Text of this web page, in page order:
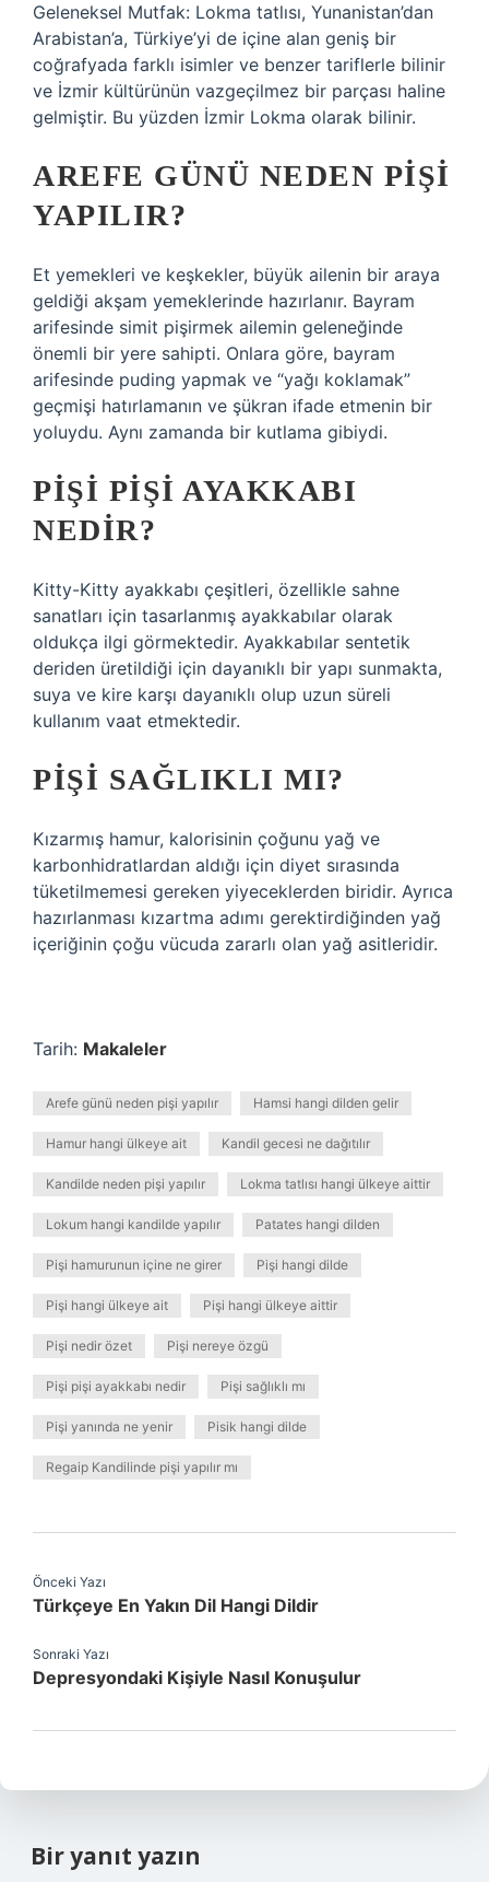
Geleneksel Mutfak: Lokma tatlısı, Yunanistan’dan
Arabistan’a, Türkiye’yi de içine alan geniş bir
coğrafyada farklı isimler ve benzer tariflerle bilinir
ve İzmir kültürünün vazgeçilmez bir parçası haline
gelmiştir. Bu yüzden İzmir Lokma olarak bilinir.
AREFE GÜNÜ NEDEN PIŞI
YAPILIR?
Et yemekleri ve keşkekler, büyük ailenin bir araya
geldiği akşam yemeklerinde hazırlanır. Bayram
arifesinde simit pişirmek ailemin geleneğinde
önemli bir yere sahipti. Onlara göre, bayram
arifesinde puding yapmak ve “yağı koklamak”
geçmişi hatırlamanın ve şükran ifade etmenin bir
yoluydu. Aynı zamanda bir kutlama gibiydi.
PIŞI PIŞI AYAKKABI
NEDIR?
Kitty-Kitty ayakkabı çeşitleri, özellikle sahne
sanatları için tasarlanmış ayakkabılar olarak
oldukça ilgi görmektedir. Ayakkabılar sentetik
deriden üretildiği için dayanıklı bir yapı sunmakta,
suya ve kire karşı dayanıklı olup uzun süreli
kullanım vaat etmektedir.
PIŞI SAĞLIKLI MI?
Kızarmış hamur, kalorisinin çoğunu yağ ve
karbonhidratlardan aldığı için diyet sırasında
tüketilmemesi gereken yiyeceklerden biridir. Ayrıca
hazırlanması kızartma adımı gerektirdiğinden yağ
içeriğinin çoğu vücuda zararlı olan yağ asitleridir.
Tarih: Makaleler
Arefe günü neden pişi yapılır Hamsi hangi dilden gelir
Hamur hangi ülkeye ait Kandil gecesi ne dağıtılır
Kandilde neden pişi yapılır Lokma tatlısı hangi ülkeye aittir
Lokum hangi kandilde yapılır Patates hangi dilden
Pişi hamurunun içine ne girer Pişi hangi dilde
Pişi hangi ülkeye ait Pişi hangi ülkeye aittir
Pişi nedir özet Pişi nereye özgü
Pişi pişi ayakkabı nedir Pişi sağlıklı mı
Pişi yanında ne yenir Pisik hangi dilde
Regaip Kandilinde pişi yapılır mı
Önceki Yazı
Türkçeye En Yakın Dil Hangi Dildir
Sonraki Yazı
Depresyondaki Kişiyle Nasıl Konuşulur
Bir yanıt yazın